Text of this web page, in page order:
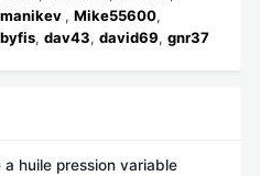
Mike55600
dav43 david69 gnr37
a huile pression variable